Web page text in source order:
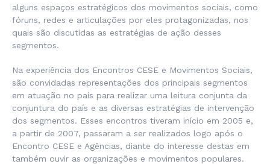
alguns espaços estratégicos dos movimentos sociais, como
fóruns, redes e articulações por eles protagonizadas, nos
quais são discutidas as estratégias de ação desses
segmentos.
Na experiência dos Encontros CESE e Movimentos Sociais,
são convidadas representações dos principais segmentos
em atuação no país para realizar uma leitura conjunta da
conjuntura do país e as diversas estratégias de intervenção
dos segmentos. Esses encontros tiveram início em 2005 e,
a partir de 2007, passaram a ser realizados logo após o
Encontro CESE e Agências, diante do interesse destas em
também ouvir as organizações e movimentos populares.